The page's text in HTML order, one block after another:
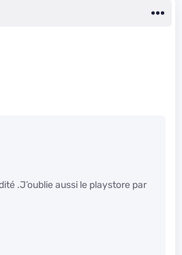
.J’oublie aussi le playstore par